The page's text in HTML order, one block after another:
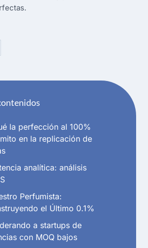
la perfección al 100%
en la replicación de
analítica: análisis
Perfumista:
el Último 0.1%
a startups de
con MOQ bajos